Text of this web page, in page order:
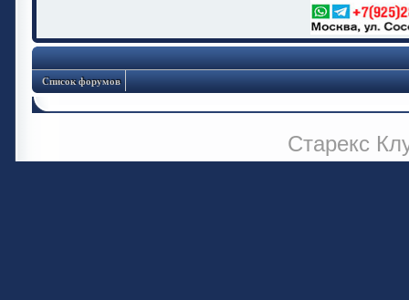
Список форумов
Старекс